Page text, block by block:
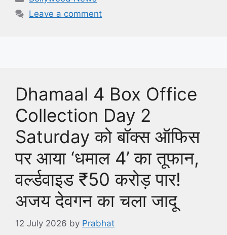
Leave a comment
Dhamaal 4 Box Office
Collection Day 2
Saturday को बॉक्स ऑफिस
पर आया ‘धमाल 4’ का तूफान,
वर्ल्डवाइड ₹50 करोड़ पार!
अजय देवगन का चला जादू
12 July 2026 by Prabhat